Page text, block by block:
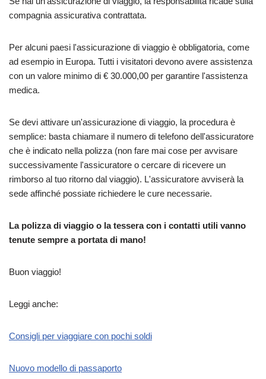
compagnia assicurativa contrattata.
Per alcuni paesi l'assicurazione di viaggio è obbligatoria, come
ad esempio in Europa. Tutti i visitatori devono avere assistenza
con un valore minimo di € 30.000,00 per garantire l'assistenza
medica.
Se devi attivare un'assicurazione di viaggio, la procedura è
semplice: basta chiamare il numero di telefono dell'assicuratore
che è indicato nella polizza (non fare mai cose per avvisare
successivamente l'assicuratore o cercare di ricevere un
rimborso al tuo ritorno dal viaggio). L'assicuratore avviserà la
sede affinché possiate richiedere le cure necessarie.
La polizza di viaggio o la tessera con i contatti utili vanno
tenute sempre a portata di mano!
Buon viaggio!
Leggi anche:
Consigli per viaggiare con pochi soldi
Nuovo modello di passaporto